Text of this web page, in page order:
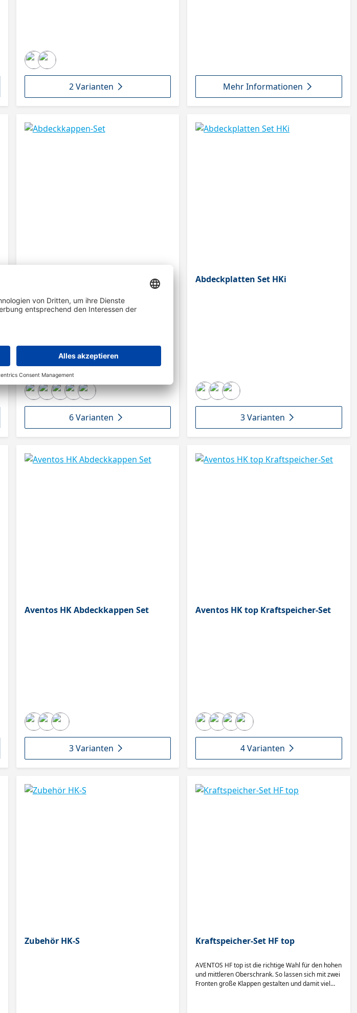
2 Varianten Mehr Informationen
6 Varianten
Abdeckplatten Set HKi
3 Varianten
Aventos HK Abdeckkappen Set
3 Varianten
Aventos HK top Kraftspeicher-Set
4 Varianten
Zubehör HK-S Kraftspeicher-Set HF top
AVENTOS HF top ist die richtige Wahl für den hohen
und mittleren Oberschrank. So lassen sich mit zwei
Fronten große Klappen gestalten und damit viel